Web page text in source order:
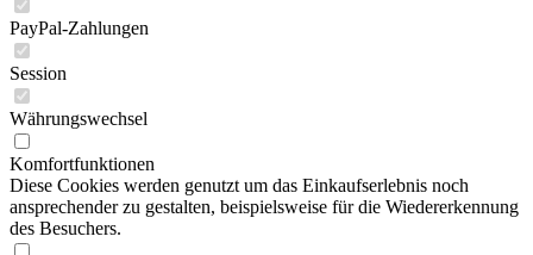
PayPal-Zahlungen
Session
Währungswechsel
Komfortfunktionen
Diese Cookies werden genutzt um das Einkaufserlebnis noch
ansprechender zu gestalten, beispielsweise für die Wiedererkennung
des Besuchers.